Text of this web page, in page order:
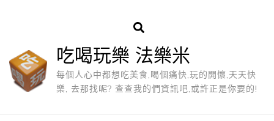
吃喝玩樂 法樂米
每個人心中都想吃美食,喝個痛快,玩的開懷,天天快
樂, 去那找呢? 查查我的們資訊吧,或許正是你要的!